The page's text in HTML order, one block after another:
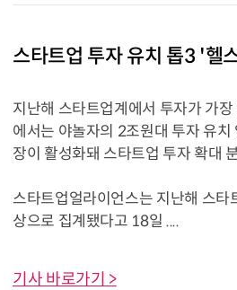
스타트업 투자 유치 톱3 '
지난해 스타트업계에서 투자가 가
에서는 야놀자의 2조원대 투자 유
장이 활성화돼 스타트업 투자 확대
스타트업얼라이언스는 지난해 스타
상으로 집계됐다고 18일 ....
기사 바로가기 >